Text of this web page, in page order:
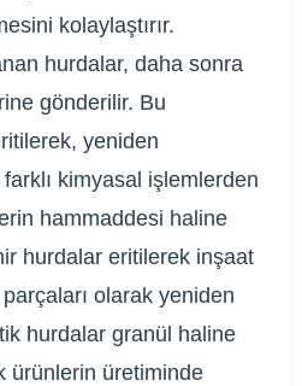
kolaylaştırır.
hurdalar, daha sonra
gönderilir. Bu
yeniden
kimyasal işlemlerden
hammaddesi haline
hurdalar eritilerek inşaat
olarak yeniden
hurdalar granül haline
ürünlerin üretiminde